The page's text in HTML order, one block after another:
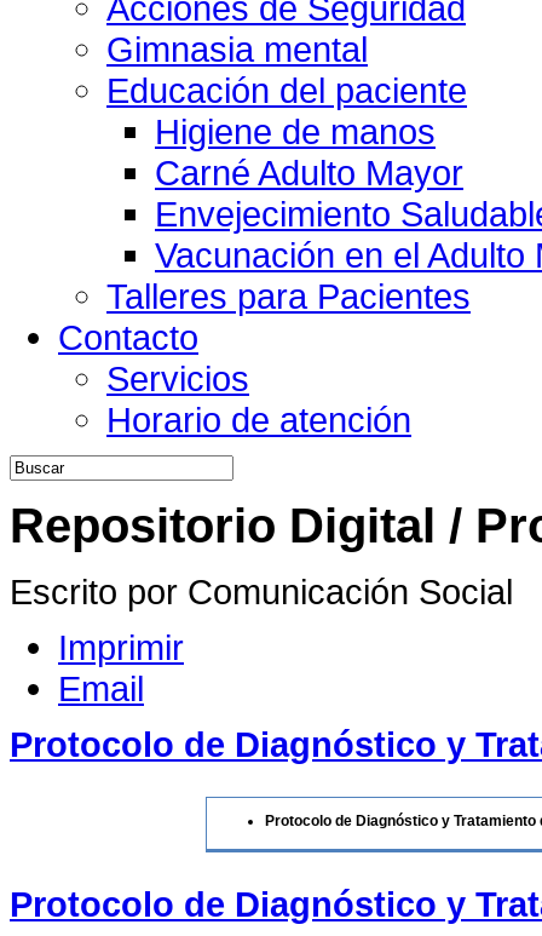
Gimnasia mental
Educación del paciente
Higiene de manos
Carné Adulto Mayor
Envejecimiento
Vacunación en el Adulto
Talleres para Pacientes
Contacto
Servicios
Horario de atención
Repositorio Digital /
Escrito por Comunicación Social
Imprimir
Email
Protocolo de Diagnóstico y
Protocolo de Diagnóstico y Tratamiento
Protocolo de Diagnóstico y